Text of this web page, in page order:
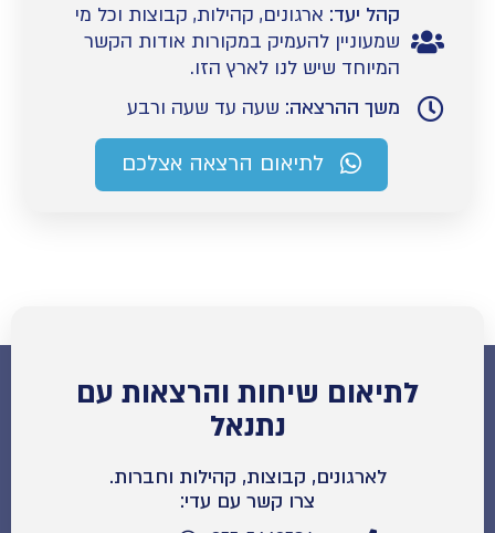
קהל יעד: ארגונים, קהילות, קבוצות וכל מי
שמעוניין להעמיק במקורות אודות הקשר
המיוחד שיש לנו לארץ הזו.
משך ההרצאה: שעה עד שעה ורבע
לתיאום הרצאה אצלכם
לתיאום שיחות והרצאות עם
נתנאל
לארגונים, קבוצות, קהילות וחברות.
צרו קשר עם עדי: